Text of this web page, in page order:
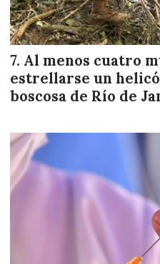
Al menos cuatro
estrellarse un
boscosa de Río de